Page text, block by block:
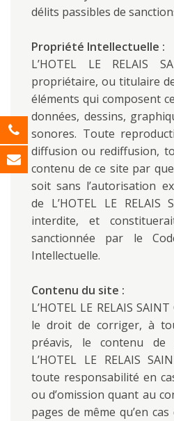
délits passibles de
Propriété Intellectuelle :
L’HOTEL LE RELAIS
propriétaire, ou titulaire
éléments qui composent
données, dessins,
sonores. Toute
diffusion ou rediffusion,
contenu de ce site par
soit sans l’autorisation
de L’HOTEL LE RELAIS
interdite, et
sanctionnée par le
Intellectuelle.
Contenu du site :
L’HOTEL LE RELAIS
le droit de corriger, à
préavis, le contenu
L’HOTEL LE RELAIS
toute responsabilité en
ou d’omission quant au
pages de même qu’en